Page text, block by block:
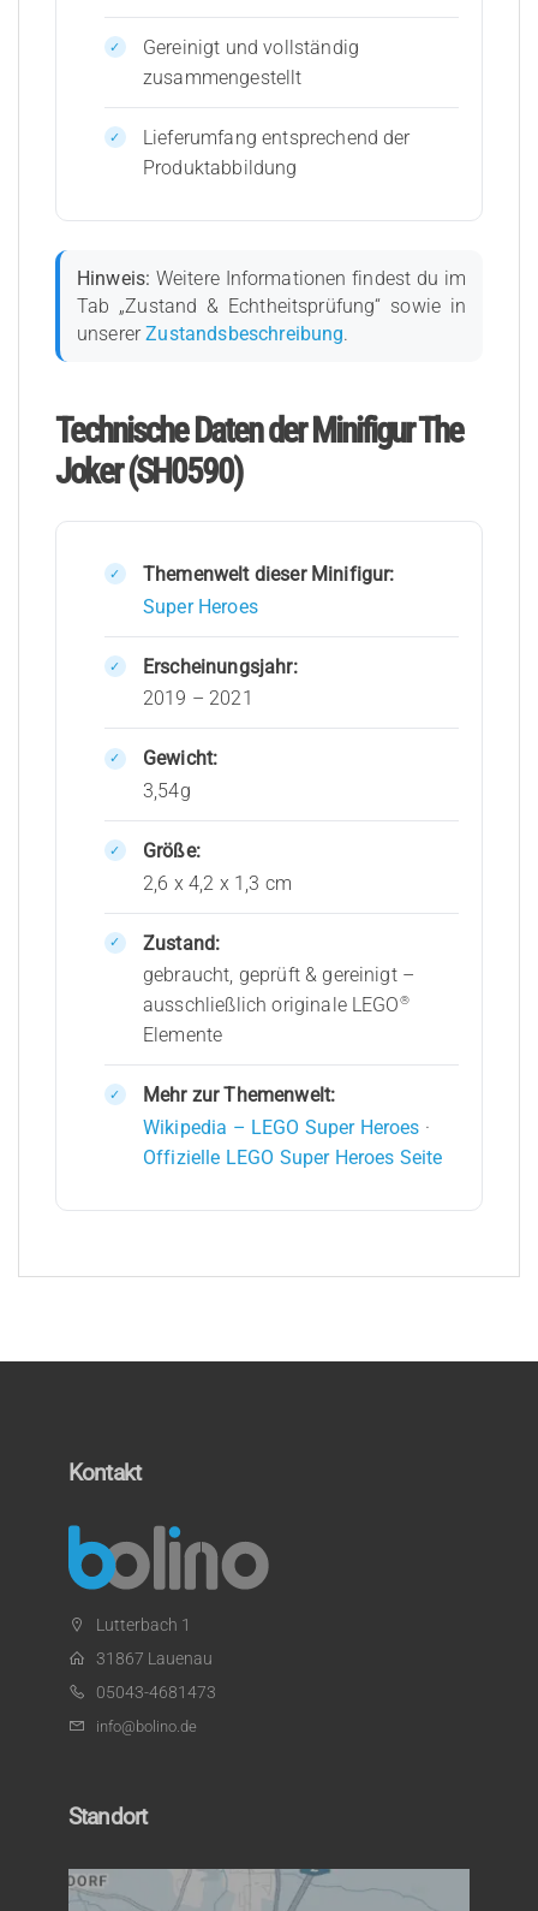
Gereinigt und vollständig
zusammengestellt
Lieferumfang entsprechend der
Produktabbildung
Hinweis: Weitere Informationen findest du im
Tab „Zustand & Echtheitsprüfung“ sowie in
unsererZustandsbeschreibung.
Technische Daten der Minifigur The
Joker (SH0590)
Themenwelt dieser Minifigur:
Super Heroes
Erscheinungsjahr:
2019 – 2021
Gewicht:
3,54g
Größe:
2,6 x 4,2 x 1,3 cm
Zustand:
gebraucht, geprüft & gereinigt –
ausschließlich originale LEGO®
Elemente
Mehr zur Themenwelt:
Wikipedia – LEGO Super Heroes ·
Offizielle LEGO Super Heroes Seite
Kontakt
Lutterbach 1
31867 Lauenau
05043-4681473
info@bolino.de
Standort